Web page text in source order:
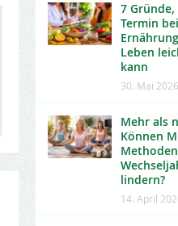
7
Termin
Leben
kann
30. Mai 2026
Mehr als
Können
Methoden
lindern?
14. April